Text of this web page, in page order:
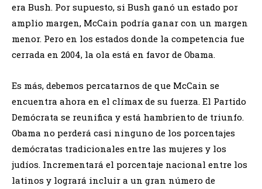
era Bush. Por supuesto, si Bush ganó un estado por
amplio margen, McCain podría ganar con un margen
menor. Pero en los estados donde la competencia fue
cerrada en 2004, la ola está en favor de Obama.
Es más, debemos percatarnos de que McCain se
encuentra ahora en el clímax de su fuerza. El Partido
Demócrata se reunifica y está hambriento de triunfo.
Obama no perderá casi ninguno de los porcentajes
demócratas tradicionales entre las mujeres y los
judíos. Incrementará el porcentaje nacional entre los
latinos y logrará incluir a un gran número de